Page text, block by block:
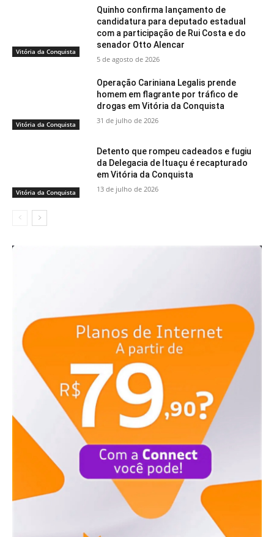
Vitória da Conquista
Quinho confirma lançamento de
candidatura para deputado estadual
com a participação de Rui Costa e do
senador Otto Alencar
5 de agosto de 2026
Vitória da Conquista
Operação Cariniana Legalis prende
homem em flagrante por tráfico de
drogas em Vitória da Conquista
31 de julho de 2026
Vitória da Conquista
Detento que rompeu cadeados e fugiu
da Delegacia de Ituaçu é recapturado
em Vitória da Conquista
13 de julho de 2026